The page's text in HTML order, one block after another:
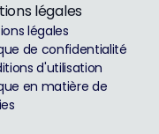
légales
légales
de confidentialité
d'utilisation
en matière de